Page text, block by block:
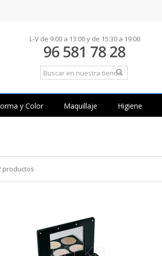
L-V de 9:00 a 13:00 y de 15:30 a 19:00
y Color Maquillaje Higiene
productos